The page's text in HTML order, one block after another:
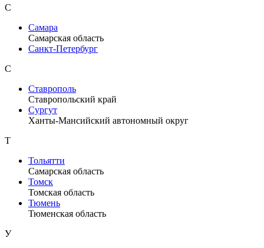
С
Самара
Самарская область
Санкт-Петербург
С
Ставрополь
Ставропольский край
Сургут
Ханты-Мансийский автономный округ
Т
Тольятти
Самарская область
Томск
Томская область
Тюмень
Тюменская область
У